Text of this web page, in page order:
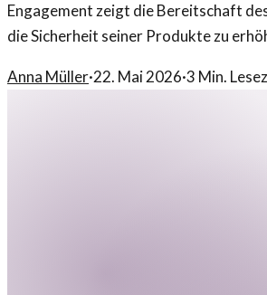
Engagement zeigt die Bereitschaft
die Sicherheit seiner Produkte zu
Anna Müller·22. Mai 2026·3 Min.